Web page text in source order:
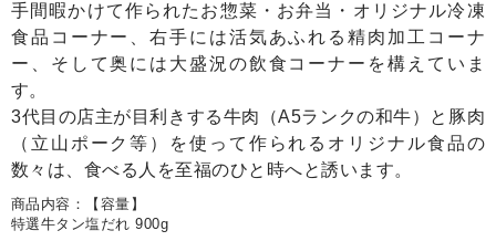
手間暇かけて作られたお惣菜・お弁当・オリジナル冷凍
食品コーナー、右手には活気あふれる精肉加工コーナ
ー、そして奥には大盛況の飲食コーナーを構えていま
す。
3代目の店主が目利きする牛肉（A5ランクの和牛）と豚肉
（立山ポーク等）を使って作られるオリジナル食品の
数々は、食べる人を至福のひと時へと誘います。
商品内容：【容量】
特選牛タン塩だれ 900g